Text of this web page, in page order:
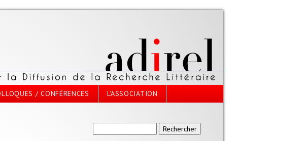
/ CONFÉRENCES L'ASSOCIATION
Formulaire de recherche